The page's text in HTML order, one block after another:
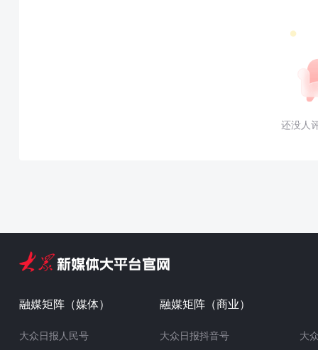
还没人
融媒矩阵（媒体）
大众日报人民号
融媒矩阵（商业）
大众日报抖音号 大